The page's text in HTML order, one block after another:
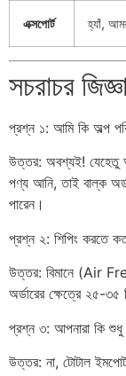
এক্সপোর্ট হ্যাঁ,
সচরাচর
প্রশ্ন ১: আমি কি অল্প
উত্তর: অবশ্যই! যেহেতু
পণ্য আনি, তাই বাল্ক
পারেন।
প্রশ্ন ২: শিপিং করতে
উত্তর: বিমানে (Air
অর্ডারের ক্ষেত্রে ২৫-৩৫
প্রশ্ন ৩: আপনারা কি শুধু
উত্তর: না, টোটাল